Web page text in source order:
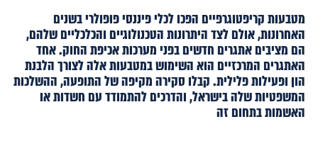
מטבעות קריפטוגרפיים הפכו לכלי פיננסי פופולרי בשנים
האחרונות, אולם לצד היתרונות הטכנולוגיים והכלכליים שלהם,
הם מציבים אתגרים חדשים בפני מערכות אכיפת החוק. אחד
האתגרים המרכזיים הוא השימוש במטבעות אלה לצורך הלבנת
הון ופעילות פלילית. קבלו סקירה מקיפה של התופעה, ההשלכות
המשפטיות שלה בישראל, והדרכים להתמודד עם חשדות או
האשמות בתחום זה